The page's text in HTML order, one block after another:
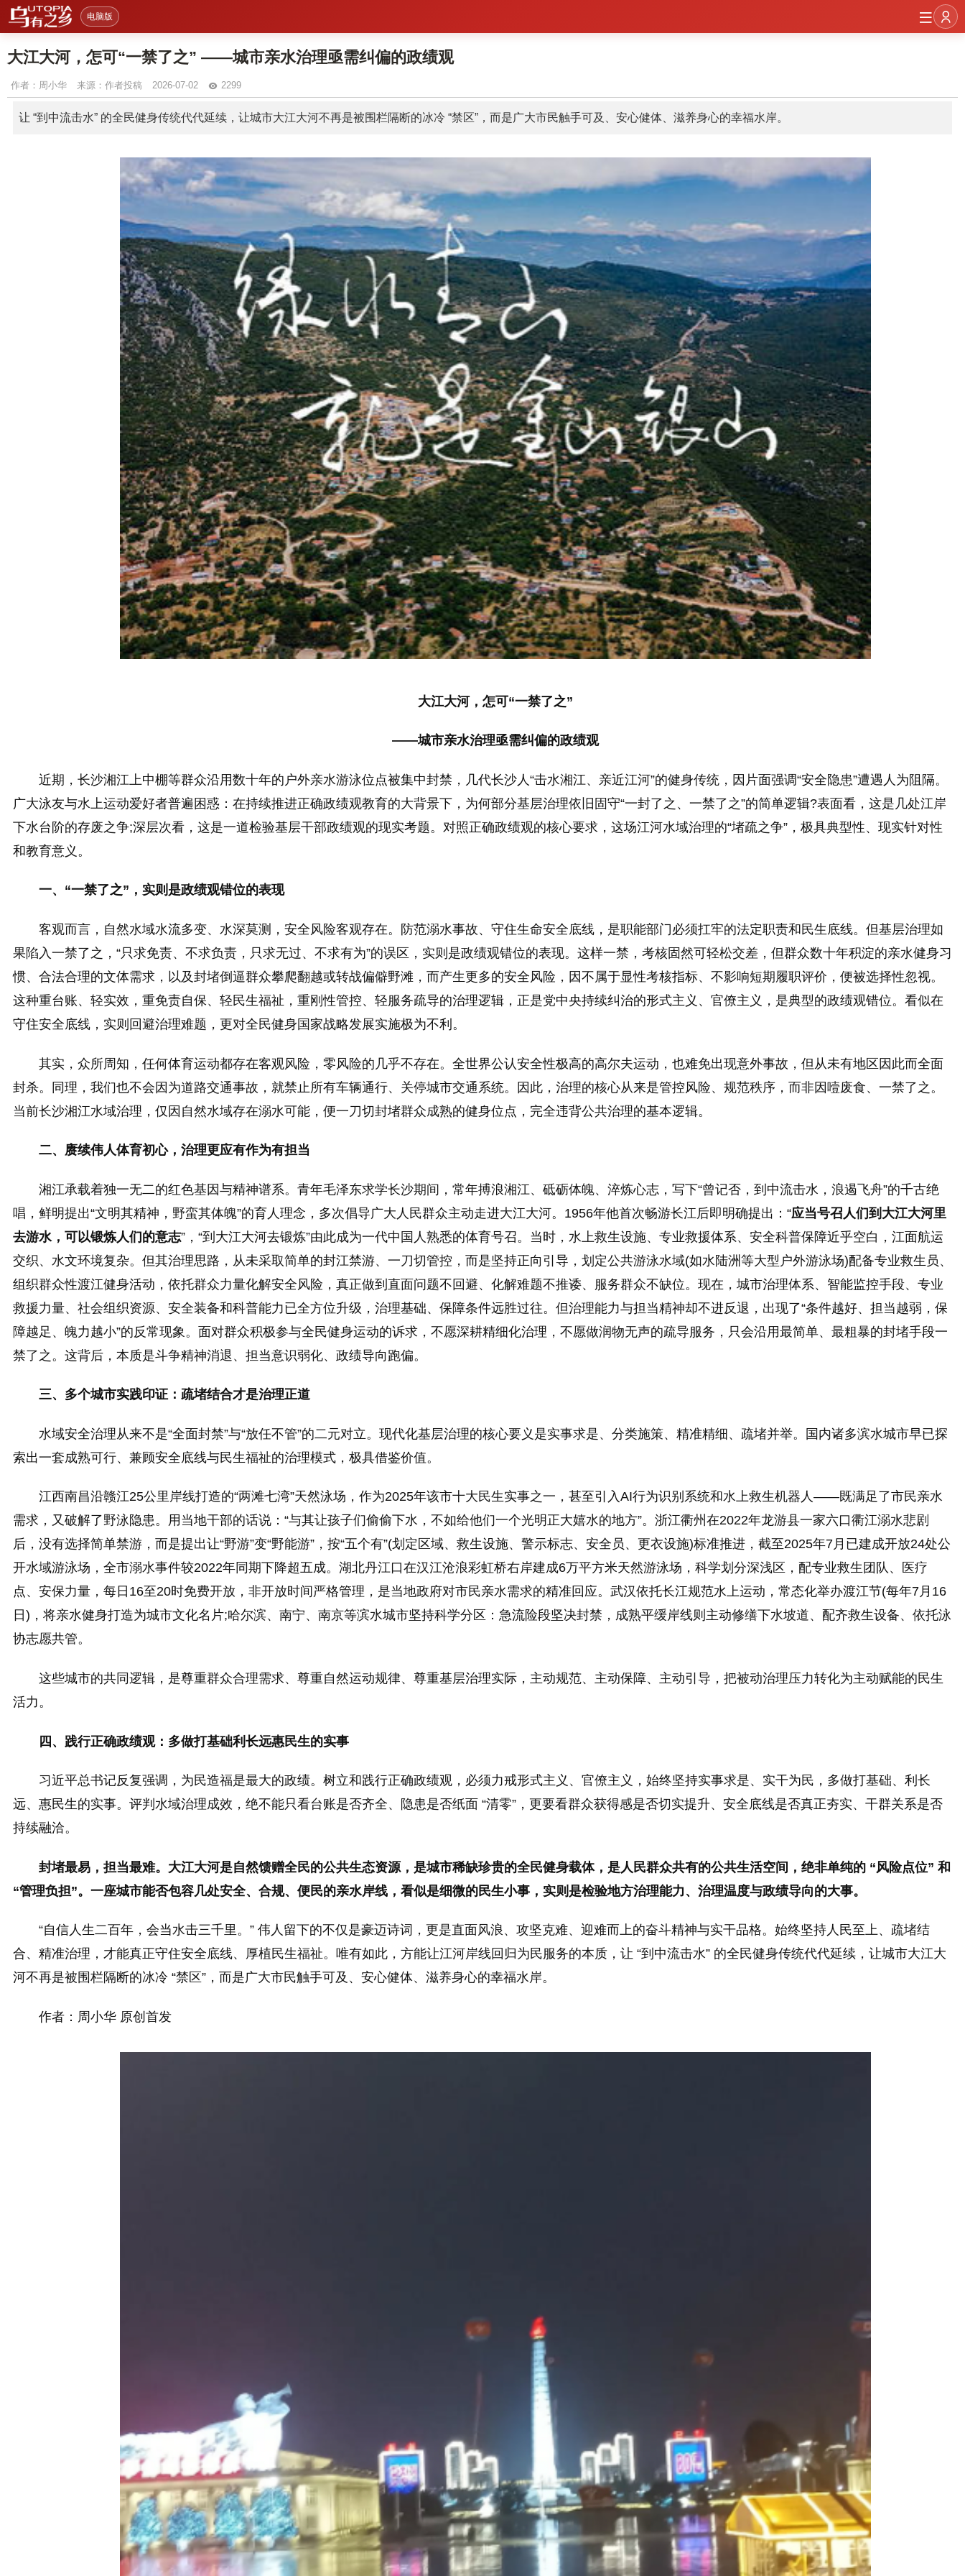
电脑版
大江大河，怎可“一禁了之” ——城市亲水治理亟需纠偏的政绩观
作者： 周小华 来源：作者投稿 2026-07-02 2299
让 “到中流击水” 的全民健身传统代代延续，让城市大江大河不再是被围栏隔断的冰冷 “禁区”，而是广大市民触手可及、安心健体、滋养身心的幸福水岸。
大江大河，怎可“一禁了之”
——城市亲水治理亟需纠偏的政绩观
近期，长沙湘江上中棚等群众沿用数十年的户外亲水游泳位点被集中封禁，几代长沙人“击水湘江、亲近江河”的健身传统，因片面强调“安全隐患”遭遇人为阻隔。
广大泳友与水上运动爱好者普遍困惑：在持续推进正确政绩观教育的大背景下，为何部分基层治理依旧固守“一封了之、一禁了之”的简单逻辑?表面看，这是几处江岸
下水台阶的存废之争;深层次看，这是一道检验基层干部政绩观的现实考题。对照正确政绩观的核心要求，这场江河水域治理的“堵疏之争”，极具典型性、现实针对性
和教育意义。
一、“一禁了之”，实则是政绩观错位的表现
客观而言，自然水域水流多变、水深莫测，安全风险客观存在。防范溺水事故、守住生命安全底线，是职能部门必须扛牢的法定职责和民生底线。但基层治理如
果陷入一禁了之，“只求免责、不求负责，只求无过、不求有为”的误区，实则是政绩观错位的表现。这样一禁，考核固然可轻松交差，但群众数十年积淀的亲水健身习
惯、合法合理的文体需求，以及封堵倒逼群众攀爬翻越或转战偏僻野滩，而产生更多的安全风险，因不属于显性考核指标、不影响短期履职评价，便被选择性忽视。
这种重台账、轻实效，重免责自保、轻民生福祉，重刚性管控、轻服务疏导的治理逻辑，正是党中央持续纠治的形式主义、官僚主义，是典型的政绩观错位。看似在
守住安全底线，实则回避治理难题，更对全民健身国家战略发展实施极为不利。
其实，众所周知，任何体育运动都存在客观风险，零风险的几乎不存在。全世界公认安全性极高的高尔夫运动，也难免出现意外事故，但从未有地区因此而全面
封杀。同理，我们也不会因为道路交通事故，就禁止所有车辆通行、关停城市交通系统。因此，治理的核心从来是管控风险、规范秩序，而非因噎废食、一禁了之。
当前长沙湘江水域治理，仅因自然水域存在溺水可能，便一刀切封堵群众成熟的健身位点，完全违背公共治理的基本逻辑。
二、赓续伟人体育初心，治理更应有作为有担当
湘江承载着独一无二的红色基因与精神谱系。青年毛泽东求学长沙期间，常年搏浪湘江、砥砺体魄、淬炼心志，写下“曾记否，到中流击水，浪遏飞舟”的千古绝
唱，鲜明提出“文明其精神，野蛮其体魄”的育人理念，多次倡导广大人民群众主动走进大江大河。1956年他首次畅游长江后即明确提出：“应当号召人们到大江大河里
去游水，可以锻炼人们的意志”，“到大江大河去锻炼”由此成为一代中国人熟悉的体育号召。当时，水上救生设施、专业救援体系、安全科普保障近乎空白，江面航运
交织、水文环境复杂。但其治理思路，从未采取简单的封江禁游、一刀切管控，而是坚持正向引导，划定公共游泳水域(如水陆洲等大型户外游泳场)配备专业救生员、
组织群众性渡江健身活动，依托群众力量化解安全风险，真正做到直面问题不回避、化解难题不推诿、服务群众不缺位。现在，城市治理体系、智能监控手段、专业
救援力量、社会组织资源、安全装备和科普能力已全方位升级，治理基础、保障条件远胜过往。但治理能力与担当精神却不进反退，出现了“条件越好、担当越弱，保
障越足、魄力越小”的反常现象。面对群众积极参与全民健身运动的诉求，不愿深耕精细化治理，不愿做润物无声的疏导服务，只会沿用最简单、最粗暴的封堵手段一
禁了之。这背后，本质是斗争精神消退、担当意识弱化、政绩导向跑偏。
三、多个城市实践印证：疏堵结合才是治理正道
水域安全治理从来不是“全面封禁”与“放任不管”的二元对立。现代化基层治理的核心要义是实事求是、分类施策、精准精细、疏堵并举。国内诸多滨水城市早已探
索出一套成熟可行、兼顾安全底线与民生福祉的治理模式，极具借鉴价值。
江西南昌沿赣江25公里岸线打造的“两滩七湾”天然泳场，作为2025年该市十大民生实事之一，甚至引入AI行为识别系统和水上救生机器人——既满足了市民亲水
需求，又破解了野泳隐患。用当地干部的话说：“与其让孩子们偷偷下水，不如给他们一个光明正大嬉水的地方”。浙江衢州在2022年龙游县一家六口衢江溺水悲剧
后，没有选择简单禁游，而是提出让“野游”变“野能游”，按“五个有”(划定区域、救生设施、警示标志、安全员、更衣设施)标准推进，截至2025年7月已建成开放24处公
开水域游泳场，全市溺水事件较2022年同期下降超五成。湖北丹江口在汉江沧浪彩虹桥右岸建成6万平方米天然游泳场，科学划分深浅区，配专业救生团队、医疗
点、安保力量，每日16至20时免费开放，非开放时间严格管理，是当地政府对市民亲水需求的精准回应。武汉依托长江规范水上运动，常态化举办渡江节(每年7月16
日)，将亲水健身打造为城市文化名片;哈尔滨、南宁、南京等滨水城市坚持科学分区：急流险段坚决封禁，成熟平缓岸线则主动修缮下水坡道、配齐救生设备、依托泳
协志愿共管。
这些城市的共同逻辑，是尊重群众合理需求、尊重自然运动规律、尊重基层治理实际，主动规范、主动保障、主动引导，把被动治理压力转化为主动赋能的民生
活力。
四、践行正确政绩观：多做打基础利长远惠民生的实事
习近平总书记反复强调，为民造福是最大的政绩。树立和践行正确政绩观，必须力戒形式主义、官僚主义，始终坚持实事求是、实干为民，多做打基础、利长
远、惠民生的实事。评判水域治理成效，绝不能只看台账是否齐全、隐患是否纸面 “清零”，更要看群众获得感是否切实提升、安全底线是否真正夯实、干群关系是否
持续融洽。
封堵最易，担当最难。大江大河是自然馈赠全民的公共生态资源，是城市稀缺珍贵的全民健身载体，是人民群众共有的公共生活空间，绝非单纯的 “风险点位” 和
“管理负担”。一座城市能否包容几处安全、合规、便民的亲水岸线，看似是细微的民生小事，实则是检验地方治理能力、治理温度与政绩导向的大事。
“自信人生二百年，会当水击三千里。” 伟人留下的不仅是豪迈诗词，更是直面风浪、攻坚克难、迎难而上的奋斗精神与实干品格。始终坚持人民至上、疏堵结
合、精准治理，才能真正守住安全底线、厚植民生福祉。唯有如此，方能让江河岸线回归为民服务的本质，让 “到中流击水” 的全民健身传统代代延续，让城市大江大
河不再是被围栏隔断的冰冷 “禁区”，而是广大市民触手可及、安心健体、滋养身心的幸福水岸。
作者：周小华 原创首发